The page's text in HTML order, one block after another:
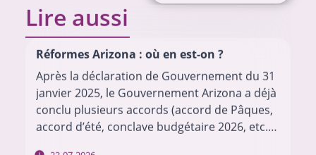
Lire aussi
Réformes Arizona : où en est-on ?
Après la déclaration de Gouvernement du 31
janvier 2025, le Gouvernement Arizona a déjà
conclu plusieurs accords (accord de Pâques,
accord d’été, conclave budgétaire 2026, etc.)